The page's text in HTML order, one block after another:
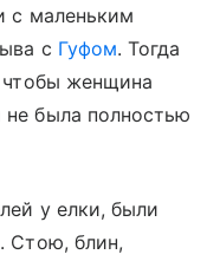
с маленьким
с Гуфом. Тогда
чтобы женщина
была полностью
у елки, были
Стою, блин,